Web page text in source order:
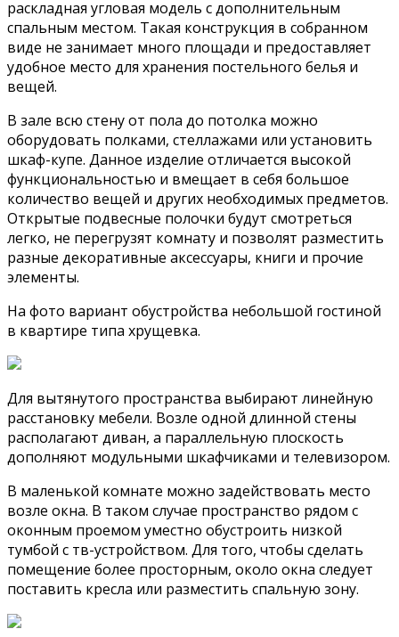
раскладная угловая модель с дополнительным
спальным местом. Такая конструкция в собранном
виде не занимает много площади и предоставляет
удобное место для хранения постельного белья и
вещей.
В зале всю стену от пола до потолка можно
оборудовать полками, стеллажами или установить
шкаф-купе. Данное изделие отличается высокой
функциональностью и вмещает в себя большое
количество вещей и других необходимых предметов.
Открытые подвесные полочки будут смотреться
легко, не перегрузят комнату и позволят разместить
разные декоративные аксессуары, книги и прочие
элементы.
На фото вариант обустройства небольшой гостиной
в квартире типа хрущевка.
Для вытянутого пространства выбирают линейную
расстановку мебели. Возле одной длинной стены
располагают диван, а параллельную плоскость
дополняют модульными шкафчиками и телевизором.
В маленькой комнате можно задействовать место
возле окна. В таком случае пространство рядом с
оконным проемом уместно обустроить низкой
тумбой с тв-устройством. Для того, чтобы сделать
помещение более просторным, около окна следует
поставить кресла или разместить спальную зону.